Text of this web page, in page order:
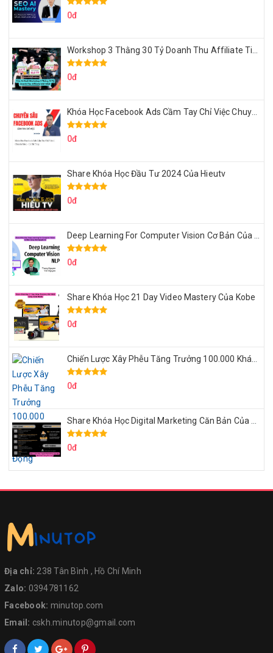
0đ
Workshop 3 Thằng 30 Tỷ Doanh Thu Affiliate Tiktok
0đ
Khóa Học Facebook Ads Cầm Tay Chỉ Việc Chuyên Sâu Lê Bá Tùng
0đ
Share Khóa Học Đầu Tư 2024 Của Hieutv
0đ
Deep Learning For Computer Vision Cơ Bản Của Việt Nguyễn Ai
0đ
Share Khóa Học 21 Day Video Mastery Của Kobe
0đ
Chiến Lược Xây Phễu Tăng Trưởng 100.000 Khách Hàng Zalo OA Tự Động
0đ
Share Khóa Học Digital Marketing Căn Bản Của Mr.Long
0đ
Địa chỉ:238 Tân Bình , Hồ Chí Minh
Zalo: 0394781162
Facebook: minutop.com
Email: cskh.minutop@gmail.com